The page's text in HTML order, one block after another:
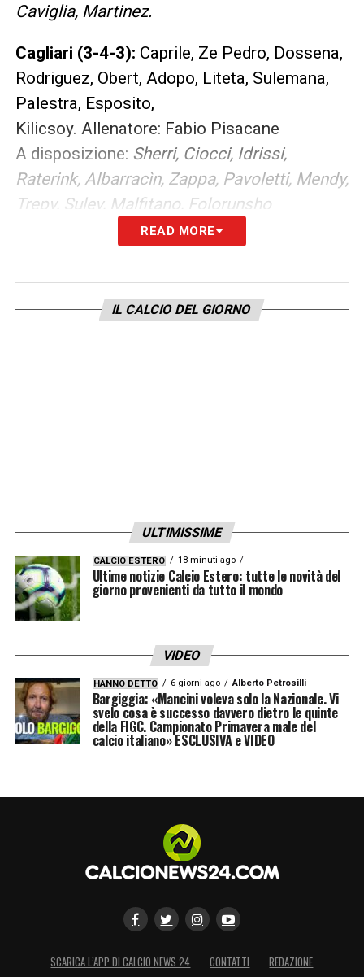
Caviglia, Martinez.
Cagliari (3-4-3): Caprile, Ze Pedro, Dossena,
Rodriguez, Obert, Adopo, Liteta, Sulemana,
Palestra, Esposito,
Kilicsoy. Allenatore: Fabio Pisacane
A disposizione: Sherri, Ciocci, Idrissi,
Raterink, Albarracìn, Zappa, Pavoletti, Mendy,
Trepy, Sulev, Malfitano, Folorunsho
Partite oggi, stasera e domani: guida alla
LA PLAYLIST DELLE NOSTRE TOP NEWS
READ MORE
IL CALCIO DEL GIORNO
ULTIMISSIME
CALCIO ESTERO 18 minuti ago
Ultime notizie Calcio Estero: tutte le novità del
giorno provenienti da tutto il mondo
VIDEO
HANNO DETTO 6 giorni ago Alberto Petrosilli
Bargiggia: «Mancini voleva solo la Nazionale. Vi
svelo cosa è successo davvero dietro le quinte
della FIGC. Campionato Primavera male del
calcio italiano» ESCLUSIVA e VIDEO
SCARICA L’APP DI CALCIO NEWS 24 CONTATTI
REDAZIONE